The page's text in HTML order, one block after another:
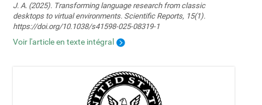
J. A. (2025). Transforming language research from classic
desktops to virtual environments. Scientific Reports, 15(1).
https://doi.org/10.1038/s41598-025-08319-1
Voir l'article en texte intégral